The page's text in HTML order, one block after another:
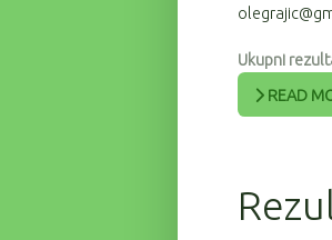
Ukupni
READ